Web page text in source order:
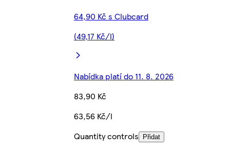
64,90 Kč s Clubcard
(49,17 Kč/l)
Nabídka platí do 11. 8. 2026
83,90 Kč
63,56 Kč/l
Quantity controls
Přidat